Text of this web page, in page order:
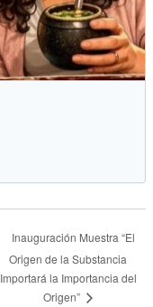
Inauguración Muestra “El
Origen de la Substancia
Importará la Importancia del
Origen”